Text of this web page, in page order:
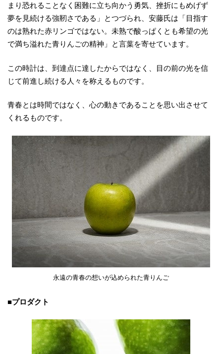
まり恐れることなく困難に立ち向かう勇気、挫折にもめげず
夢を見続ける強靭さである」とつづられ、安藤氏は「目指す
のは熟れた赤リンゴではない。未熟で酸っぱくとも希望の光
で満ち溢れた青りんごの精神」と言葉を寄せています。
この時計は、到達点に達したからではなく、目の前の光を信
じて前進し続ける人々を称えるものです。
青春とは時間ではなく、心の動きであることを思い出させて
くれるものです。
永遠の青春の想いが込められた青りんご
■プロダクト